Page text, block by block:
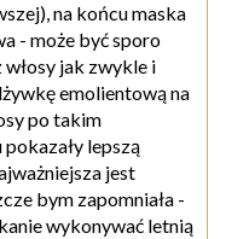
na końcu maska
- może być sporo
jak zwykle i
emolientową na
po takim
lepszą
jest
bym zapomniała -
wykonywać letnią